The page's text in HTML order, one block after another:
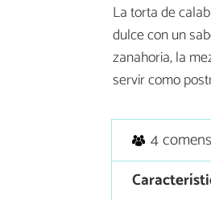
La torta de
dulce con un
zanahoria, la
servir como
4